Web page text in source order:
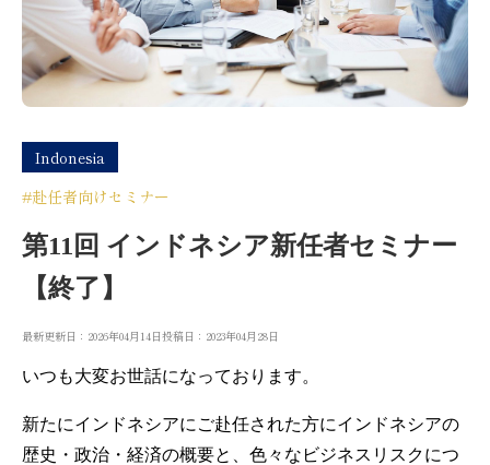
Indonesia
#赴任者向けセミナー
第11回 インドネシア新任者セミナー
【終了】
最新更新日：2026年04月14日投稿日：2023年04月28日
いつも大変お世話になっております。
新たにインドネシアにご赴任された方にインドネシアの
歴史・政治・経済の概要と、色々なビジネスリスクにつ